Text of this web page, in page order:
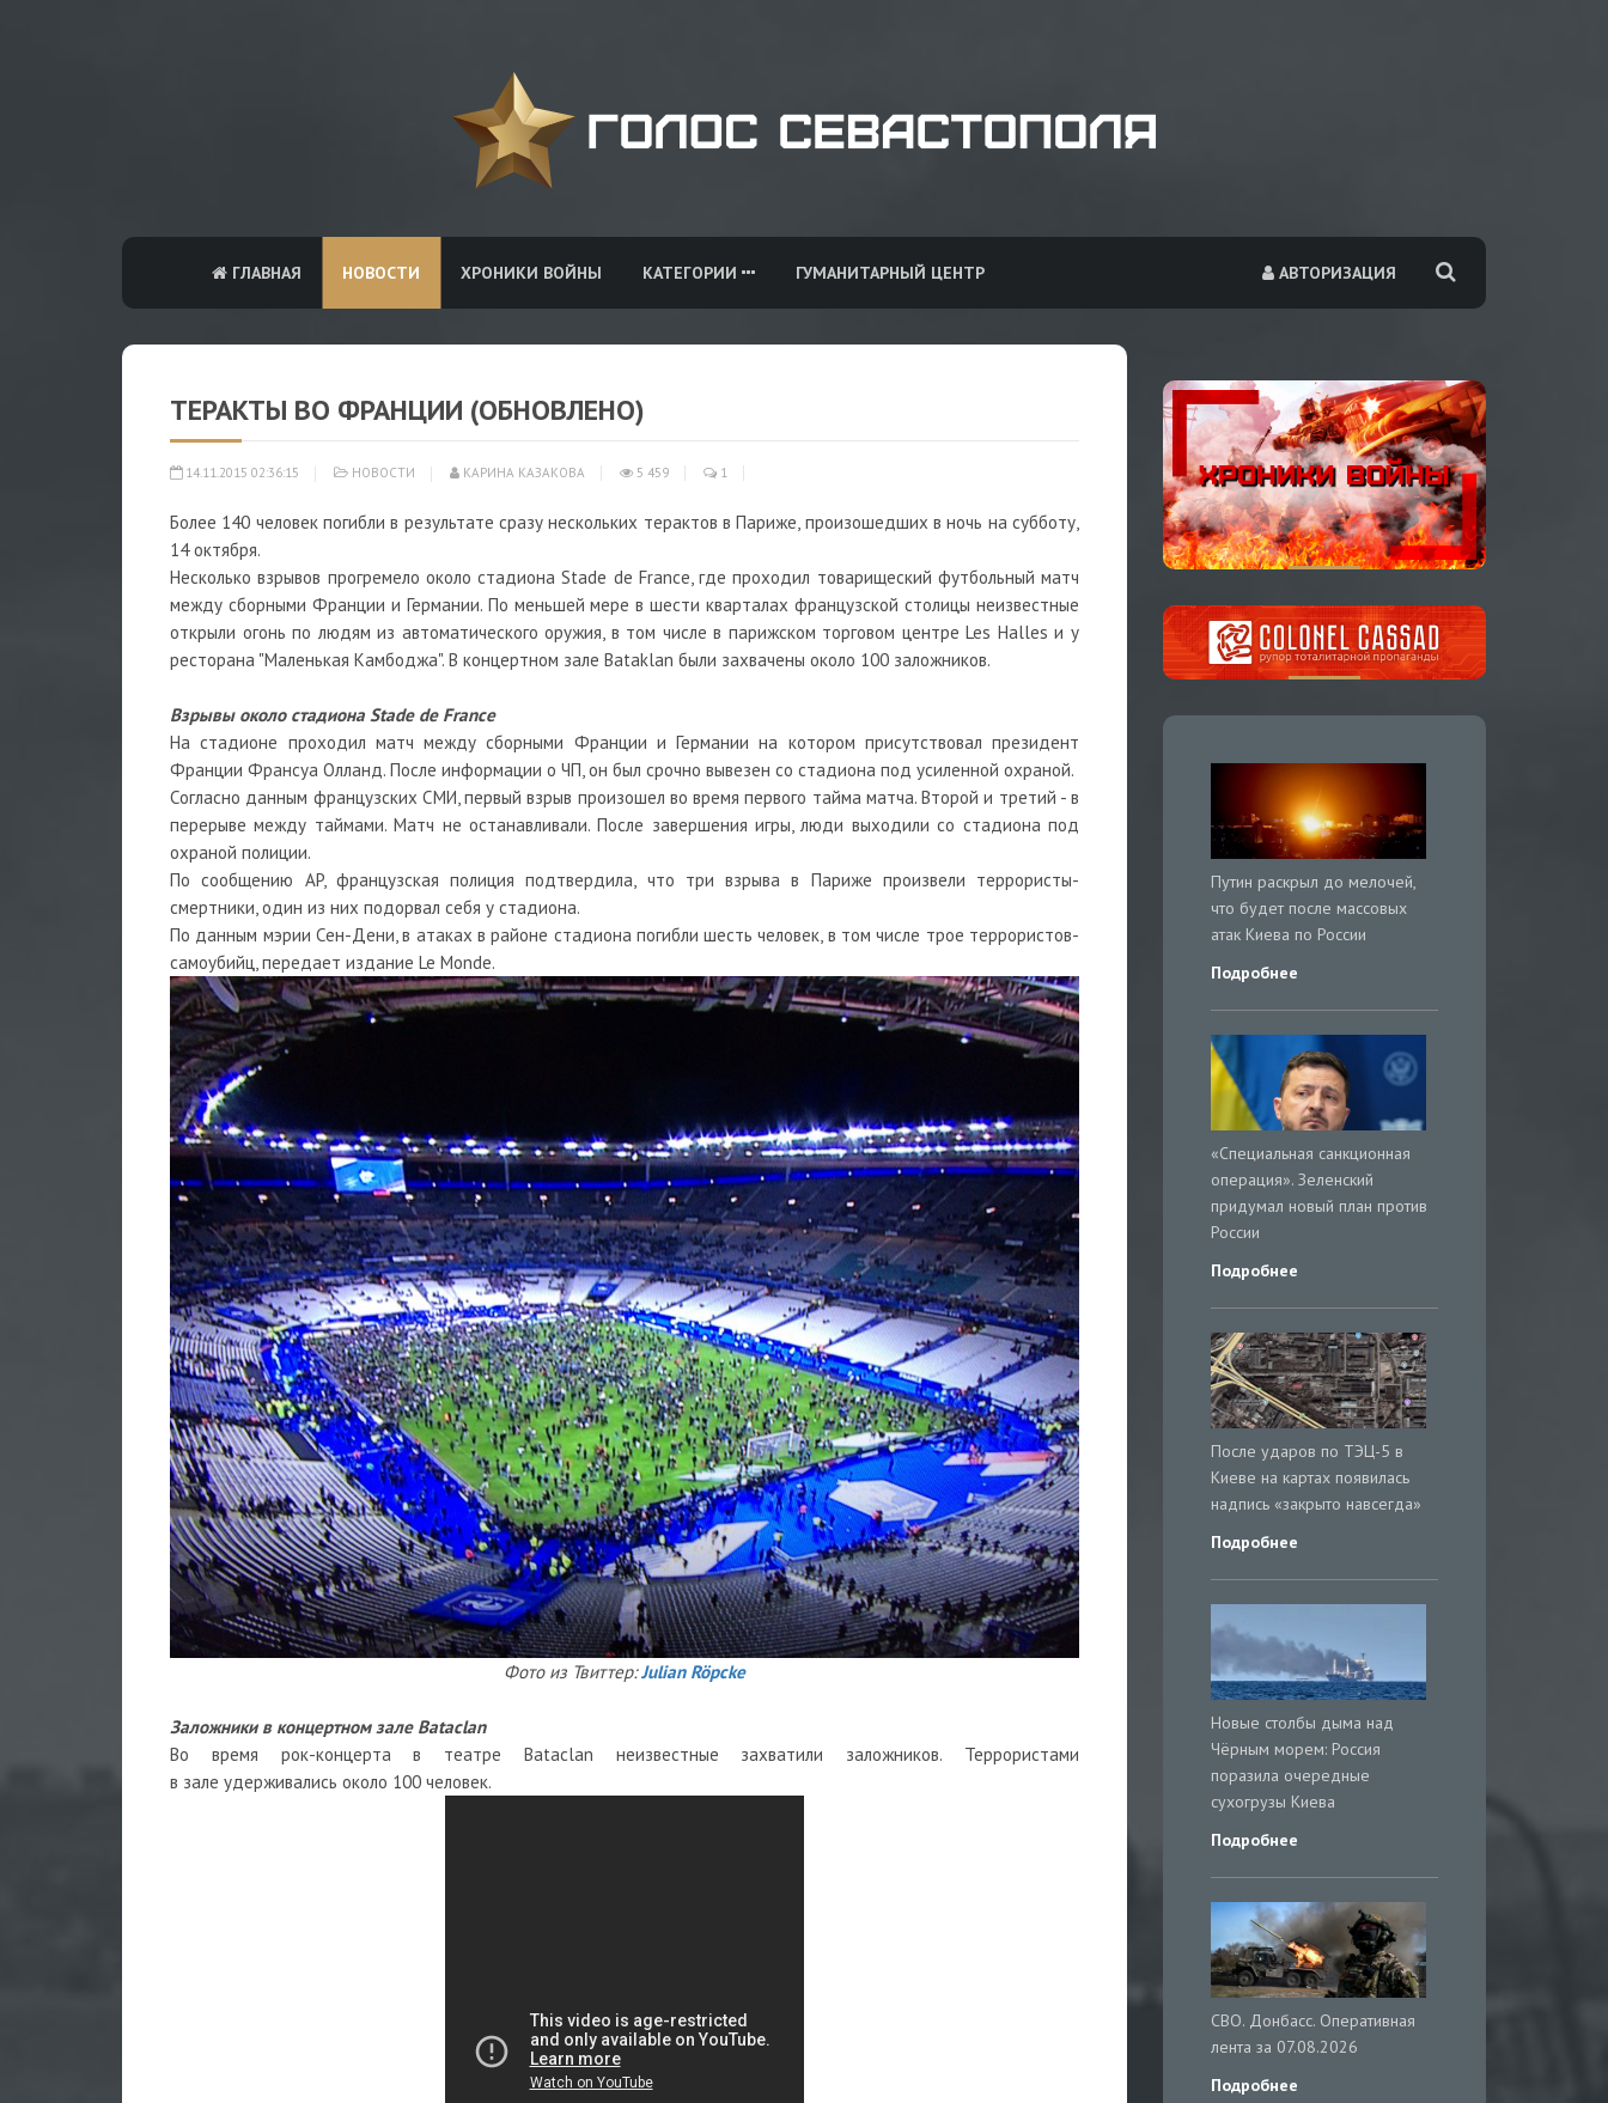
АВТОРИЗАЦИЯ
ГЛАВНАЯ НОВОСТИ ХРОНИКИ ВОЙНЫ КАТЕГОРИИ ГУМАНИТАРНЫЙ ЦЕНТР
ТЕРАКТЫ ВО ФРАНЦИИ (ОБНОВЛЕНО)
14.11.2015 02:36:15 НОВОСТИ КАРИНА КАЗАКОВА 5 459 1
Более 140 человек погибли в результате сразу нескольких терактов в Париже, произошедших в ночь на субботу,
14 октября.
Несколько взрывов прогремело около стадиона Stade de France, где проходил товарищеский футбольный матч
между сборными Франции и Германии. По меньшей мере в шести кварталах французской столицы неизвестные
открыли огонь по людям из автоматического оружия, в том числе в парижском торговом центре Les Halles и у
ресторана "Маленькая Камбоджа". В концертном зале Bataklan были захвачены около 100 заложников.
Взрывы около стадиона Stade de France
На стадионе проходил матч между сборными Франции и Германии на котором присутствовал президент
Франции Франсуа Олланд. После информации о ЧП, он был срочно вывезен со стадиона под усиленной охраной.
Согласно данным французских СМИ, первый взрыв произошел во время первого тайма матча. Второй и третий - в
перерыве между таймами. Матч не останавливали. После завершения игры, люди выходили со стадиона под
охраной полиции.
По сообщению AP, французская полиция подтвердила, что три взрыва в Париже произвели террористы-
смертники, один из них подорвал себя у стадиона.
По данным мэрии Сен-Дени, в атаках в районе стадиона погибли шесть человек, в том числе трое террористов-
самоубийц, передает издание Le Monde.
Фото из Твиттер:Julian Röpcke
Заложники в концертном зале Bataclan
Во время рок-концерта в театре Bataclan неизвестные захватили заложников. Террористами
в зале удерживались около 100 человек.
Путин раскрыл до мелочей,
что будет после массовых
атак Киева по России
Подробнее
«Специальная санкционная
операция». Зеленский
придумал новый план против
России
Подробнее
После ударов по ТЭЦ-5 в
Киеве на картах появилась
надпись «закрыто навсегда»
Подробнее
Новые столбы дыма над
Чёрным морем: Россия
поразила очередные
сухогрузы Киева
Подробнее
СВО. Донбасс. Оперативная
лента за 07.08.2026
Подробнее